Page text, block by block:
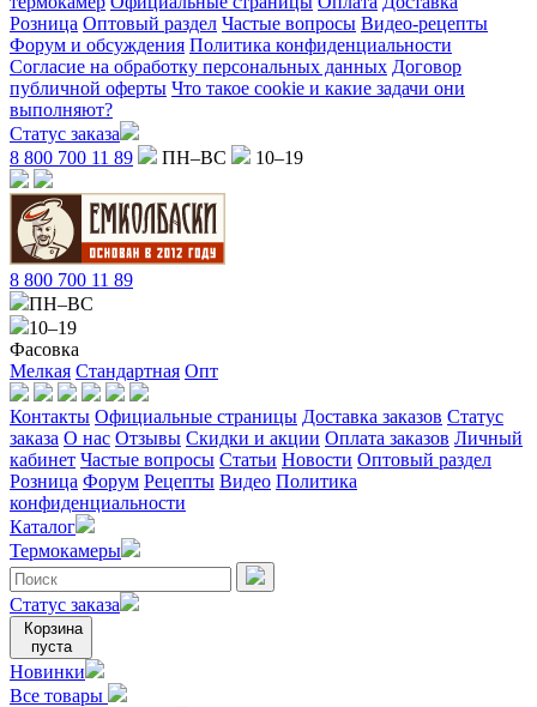
Розница Оптовый раздел Частые вопросы Видео-рецепты
Форум и обсуждения Политика конфиденциальности
Согласие на обработку персональных данных Договор
публичной оферты Что такое cookie и какие задачи они
выполняют?
Статус заказа
8 800 700 11 89
ПН–ВС 10–19
8 800 700 11 89
ПН–ВС
10–19
Фасовка
Мелкая Стандартная Опт
Контакты Официальные страницы Доставка заказов Статус
заказа О нас Отзывы Скидки и акции Оплата заказов Личный
кабинет Частые вопросы Статьи Новости Оптовый раздел
Розница Форум Рецепты Видео Политика
конфиденциальности
Каталог
Термокамеры
Статус заказа
Корзина
пуста
Новинки
Все товары